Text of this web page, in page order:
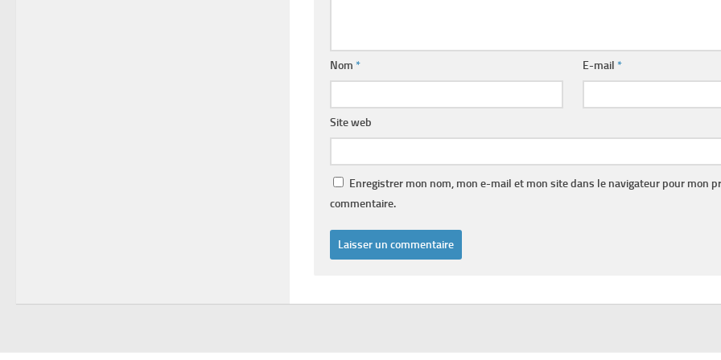
Nom * E-mail*
Site web
Enregistrer mon nom, mon e-mail et mon site dans le navigateur pour mon
commentaire.